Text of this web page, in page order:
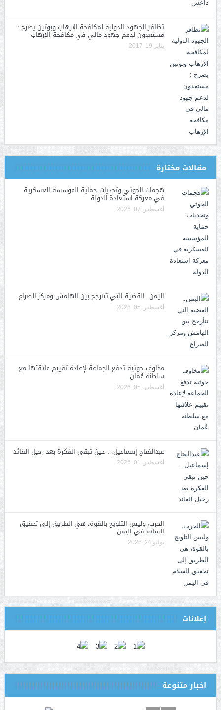
تظافر الجهود الدولية لمكافحة الارهاب وبوتين يصرح :
مستعدون لدعم جهود مالي في مكافحة الإرهاب
يناير 19, 2017
مقالات مختارة
هجمات الحوثي وتحديات حماية المؤسسة العسكرية
في معركة استعادة الدولة
أغسطس 07, 2026
اليمن.. القضية التي تتأرجح بين الهامش ومركز الصراع
أغسطس 05, 2026
مخاوف حوثية تدفع الجماعة لإعادة تقييم علاقتها مع
سلطنة عُمان
أغسطس 05, 2026
عبدالفتاح إسماعيل… حين تبقى الفكرة بعد رحيل القائد
أغسطس 01, 2026
الحرب، وليس التلويح بالقوة، هي الطريق إلى تحقيق
السلام في اليمن
يوليو 24, 2026
إعلانات
اخبار متنوعة